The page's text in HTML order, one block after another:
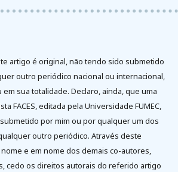
artigo é original, não tendo sido submetido
outro periódico nacional ou internacional,
sua totalidade. Declaro, ainda, que uma
FACES, editada pela Universidade FUMEC,
por mim ou por qualquer um dos
outro periódico. Através deste
e em nome dos demais co-autores,
cedo os direitos autorais do referido artigo